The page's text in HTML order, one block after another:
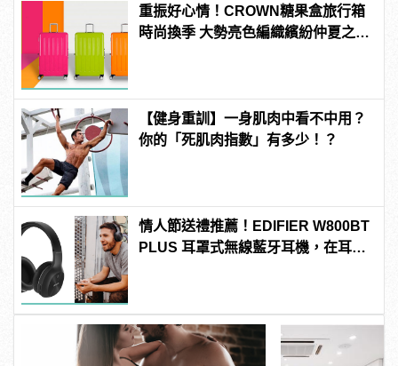
重振好心情！CROWN糖果盒旅行箱
時尚換季 大勢亮色編織繽紛仲夏之
【健身重訓】一身肌肉中看不中用？
你的「死肌肉指數」有多少！？
情人節送禮推薦！EDIFIER W800BT
PLUS 耳罩式無線藍牙耳機，在耳邊